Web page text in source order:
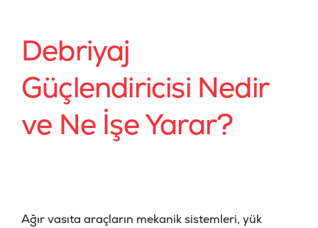
Debriyaj
Güçlendiricisi Nedir
ve Ne İşe Yarar?
Ağır vasıta araçların mekanik sistemleri, yük